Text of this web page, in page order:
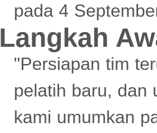
pada 4
Langkah
"Persiapan tim
pelatih baru, dan
kami umumkan